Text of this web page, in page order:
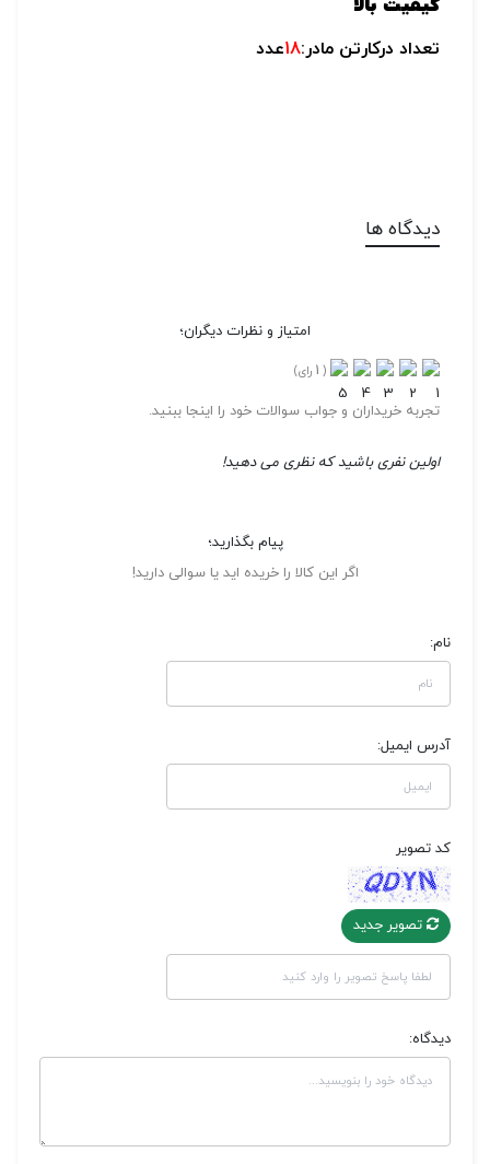
کیفیت بالا
تعداد درکارتن مادر:18عدد
دیدگاه ها
امتیاز و نظرات دیگران؛
(
1 رای)
تجربه خریداران و جواب سوالات خود را اینجا ببنید.
اولین نفری باشید که نظری می دهید!
پیام بگذارید؛
اگر این کالا را خریده اید یا سوالی دارید!
نام:
آدرس ایمیل:
کد تصویر
تصویر جدید
دیدگاه: